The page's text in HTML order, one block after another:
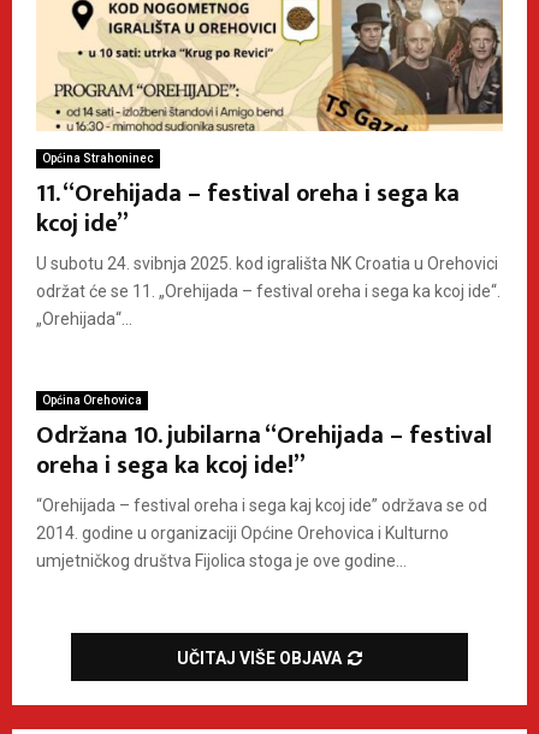
Općina Strahoninec
11. “Orehijada – festival oreha i sega ka
kcoj ide”
U subotu 24. svibnja 2025. kod igrališta NK Croatia u Orehovici
održat će se 11. „Orehijada – festival oreha i sega ka kcoj ide“.
„Orehijada“...
Općina Orehovica
Održana 10. jubilarna “Orehijada – festival
oreha i sega ka kcoj ide!”
“Orehijada – festival oreha i sega kaj kcoj ide” održava se od
2014. godine u organizaciji Općine Orehovica i Kulturno
umjetničkog društva Fijolica stoga je ove godine...
UČITAJ VIŠE OBJAVA